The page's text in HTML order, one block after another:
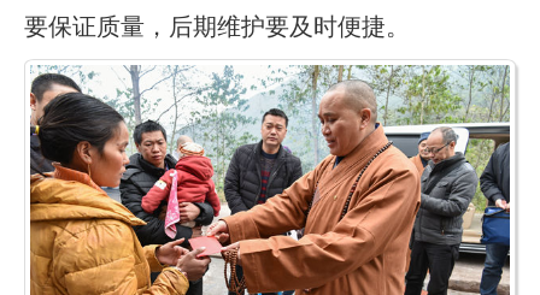
要保证质量，后期维护要及时便捷。